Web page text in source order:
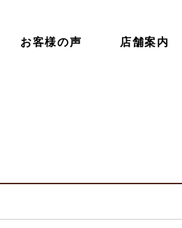
お客様の声 店舗案内